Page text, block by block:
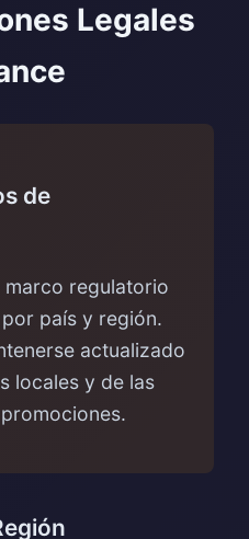
Legales
de
marco regulatorio
país y región.
actualizado
locales y de las